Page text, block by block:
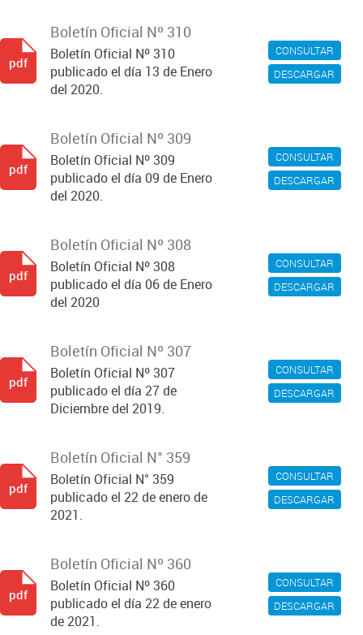
CONSULTAR
DESCARGAR
Boletín Oficial Nº 310
Boletín Oficial Nº 310
publicado el día 13 de Enero
del 2020.
pdf
CONSULTAR
DESCARGAR
Boletín Oficial Nº 309
Boletín Oficial Nº 309
publicado el día 09 de Enero
del 2020.
pdf
CONSULTAR
DESCARGAR
Boletín Oficial Nº 308
Boletín Oficial Nº 308
publicado el día 06 de Enero
del 2020
pdf
CONSULTAR
DESCARGAR
Boletín Oficial Nº 307
Boletín Oficial Nº 307
publicado el día 27 de
Diciembre del 2019.
pdf
CONSULTAR
DESCARGAR
Boletín Oficial N° 359
Boletín Oficial N° 359
publicado el 22 de enero de
2021.
pdf
CONSULTAR
DESCARGAR
Boletín Oficial Nº 360
Boletín Oficial Nº 360
publicado el día 22 de enero
de 2021.
pdf